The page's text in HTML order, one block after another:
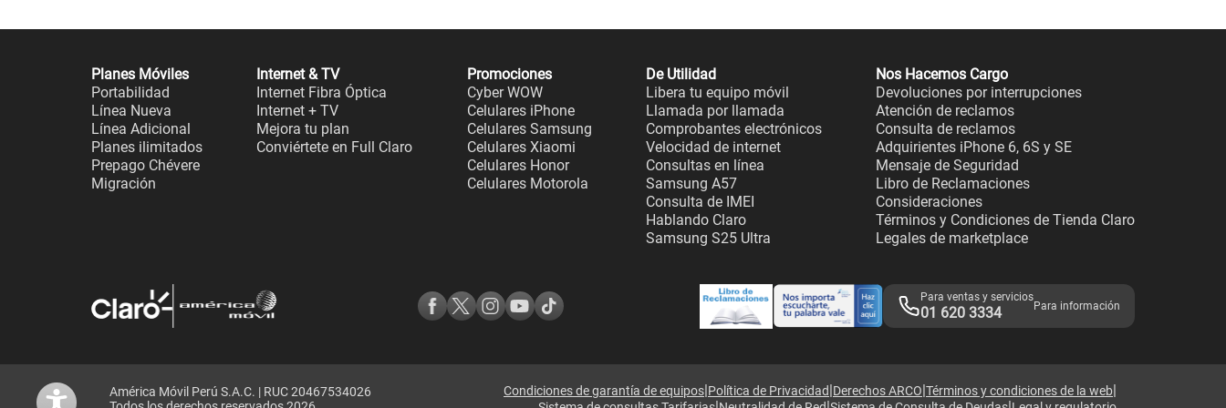
Planes Móviles
Portabilidad
Línea Nueva
Línea Adicional
Planes ilimitados
Prepago Chévere
Migración
Internet & TV
Internet Fibra Óptica
Internet + TV
Mejora tu plan
Conviértete en Full Claro
Promociones
Cyber WOW
Celulares iPhone
Celulares Samsung
Celulares Xiaomi
Celulares Honor
Celulares Motorola
De Utilidad
Libera tu equipo móvil
Llamada por llamada
Comprobantes electrónicos
Velocidad de internet
Consultas en línea
Samsung A57
Consulta de IMEI
Hablando Claro
Samsung S25 Ultra
Nos Hacemos Cargo
Devoluciones por interrupciones
Atención de reclamos
Consulta de reclamos
Adquirientes iPhone 6, 6S y SE
Mensaje de Seguridad
Libro de Reclamaciones
Consideraciones
Términos y Condiciones de Tienda Claro
Legales de marketplace
Para ventas y servicios
01 620 3334 Para información
América Móvil Perú S.A.C. | RUC 20467534026
Condiciones de garantía de equipos|Política de Privacidad|Derechos ARCO|Términos y condiciones de la web|